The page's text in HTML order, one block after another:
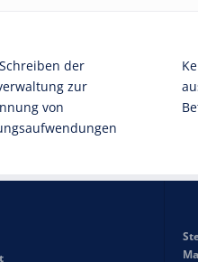
der
zur
von